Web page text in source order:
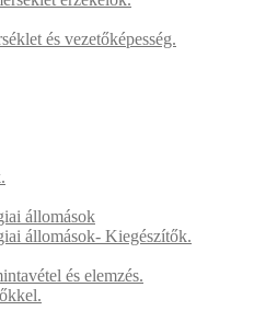
és vezetőképesség.
állomások
állomások- Kiegészítők.
és elemzés.